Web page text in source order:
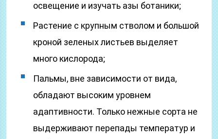
освещение и изучать азы ботаники;
Растение с крупным стволом и большой
кроной зеленых листьев выделяет
много кислорода;
Пальмы, вне зависимости от вида,
обладают высоким уровнем
адаптивности. Только нежные сорта не
выдерживают перепады температур и